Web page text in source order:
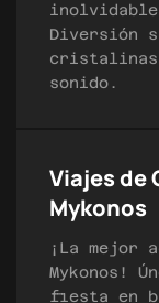
inolvidable
Diversión
cristalinas
sonido.
Viajes de
Mykonos
¡La mejor
Mykonos!
fiesta en